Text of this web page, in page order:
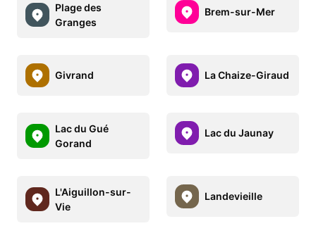
Plage des
Granges
Brem-sur-Mer
Givrand La Chaize-Giraud
Lac du Gué
Gorand
Lac du Jaunay
L'Aiguillon-sur-
Vie
Landevieille